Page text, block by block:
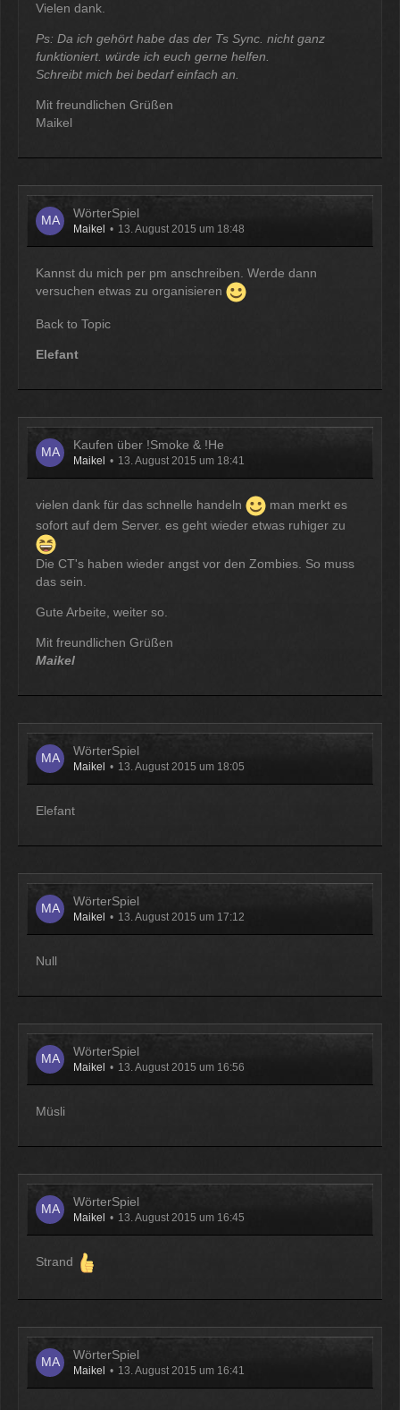
Vielen dank.
Ps: Da ich gehört habe das der Ts Sync. nicht ganz
funktioniert. würde ich euch gerne helfen.
Schreibt mich bei bedarf einfach an.
Mit freundlichen Grüßen
Maikel
WörterSpiel
Maikel 13. August 2015 um 18:48
Kannst du mich per pm anschreiben. Werde dann
versuchen etwas zu organisieren
Back to Topic
Elefant
Kaufen über !Smoke & !He
Maikel 13. August 2015 um 18:41
vielen dank für das schnelle handeln
man merkt es
sofort auf dem Server. es geht wieder etwas ruhiger zu
Die CT's haben wieder angst vor den Zombies. So muss
das sein.
Gute Arbeite, weiter so.
Mit freundlichen Grüßen
Maikel
WörterSpiel
Maikel 13. August 2015 um 18:05
Elefant
WörterSpiel
Maikel 13. August 2015 um 17:12
Null
WörterSpiel
Maikel 13. August 2015 um 16:56
Müsli
WörterSpiel
Maikel 13. August 2015 um 16:45
Strand
WörterSpiel
Maikel 13. August 2015 um 16:41